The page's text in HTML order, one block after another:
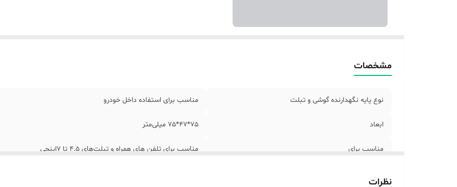
مشخصات
نوع پایه نگهدارنده گوشی و تبلت مناسب برای استفاده داخل خودرو
ابعاد 75*47*75 میلی‌متر
مناسب برای مناسب برای تلفن های همراه و تبلت‌های 4.5 تا 7اینچی
نظرات